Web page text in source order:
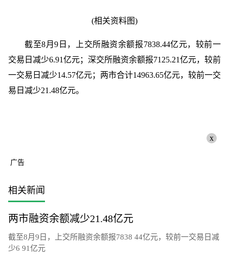
(相关资料图)
截至8月9日，上交所融资余额报7838.44亿元，较前一
交易日减少6.91亿元；深交所融资余额报7125.21亿元，较前
一交易日减少14.57亿元；两市合计14963.65亿元，较前一交
易日减少21.48亿元。
x
广告
相关新闻
两市融资余额减少21.48亿元
截至8月9日，上交所融资余额报7838 44亿元，较前一交易日减
少6 91亿元